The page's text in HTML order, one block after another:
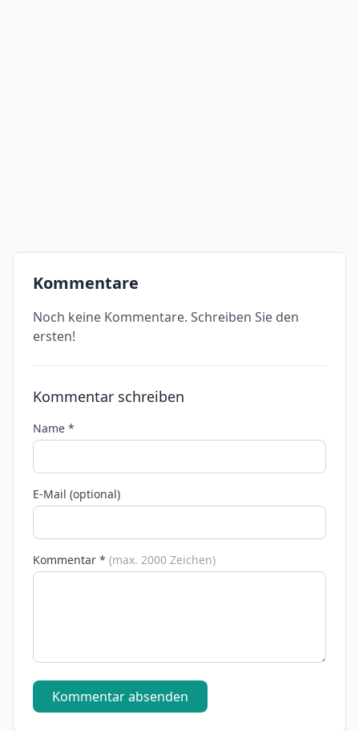
Kommentare
Noch keine Kommentare. Schreiben Sie den
ersten!
Kommentar schreiben
Name *
E-Mail (optional)
Kommentar * (max. 2000 Zeichen)
Kommentar absenden